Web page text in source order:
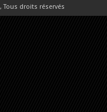
Tous droits réservés